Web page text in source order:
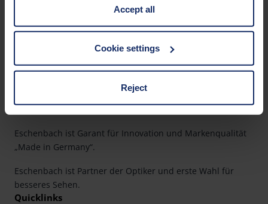
the processing of personal data Art. 6 para. 1 lit. a
GDPR. We also use cookies from third-party providers.
cases, the consent in these cases the transfer of data to
third countries, in particular to the U.S.A.
clicking on "Reject". You can access your settings at any
time and deselect cookies at any time (in the Privacy
Policy and in the footer of our website).
Further information on the procedures used and your
Accept all
Cookie settings
Reject
Informiert bleiben
Warum Eschenbach?
Eschenbach ist ein globaler Marktführer für optische
Sehhilfen.
Eschenbach ist Garant für Innovation und Markenqualität
„Made in Germany“.
Eschenbach ist Partner der Optiker und erste Wahl für
besseres Sehen.
Quicklinks